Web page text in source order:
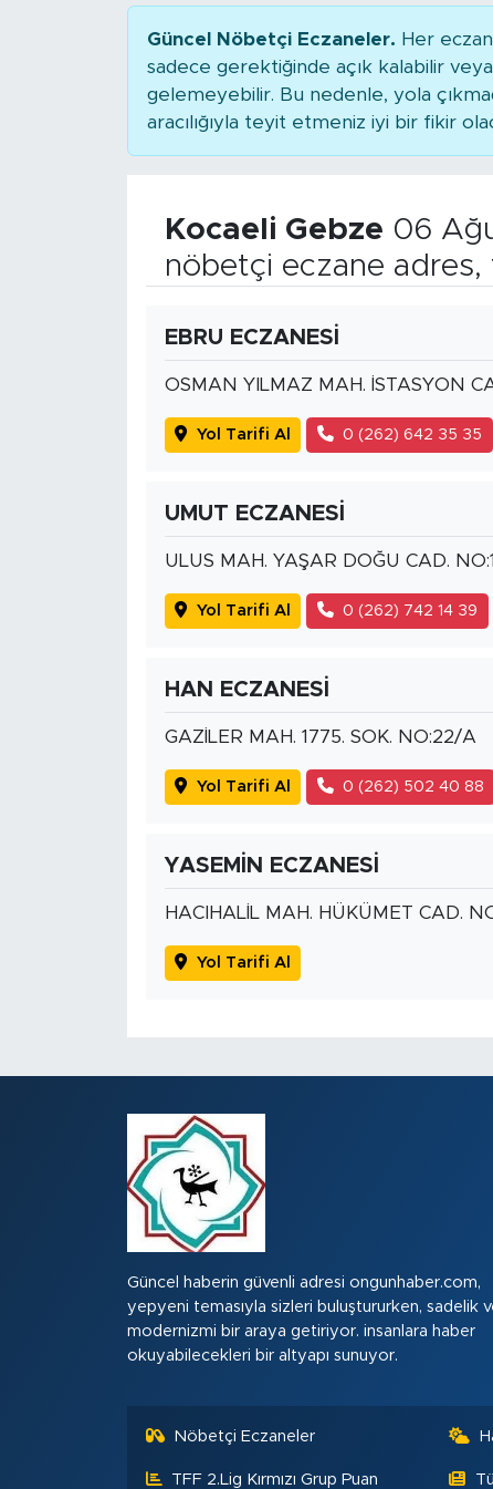
Güncel Nöbetçi Eczaneler. Her
sadece gerektiğinde açık kalabilir
gelemeyebilir. Bu nedenle, yola
aracılığıyla teyit etmeniz iyi bir fikir
Kocaeli Gebze 06
nöbetçi eczane adres,
EBRU ECZANESİ
OSMAN YILMAZ MAH. İSTASYON
Yol Tarifi Al 0 (262) 642 35 35
UMUT ECZANESİ
ULUS MAH. YAŞAR DOĞU CAD.
Yol Tarifi Al 0 (262) 742 14 39
HAN ECZANESİ
GAZİLER MAH. 1775. SOK. NO:22/A
Yol Tarifi Al 0 (262) 502 40 88
YASEMİN ECZANESİ
HACIHALİL MAH. HÜKÜMET CAD.
Yol Tarifi Al
Güncel haberin güvenli adresi ongunhaber.com,
yepyeni temasıyla sizleri buluştururken, sadelik
modernizmi bir araya getiriyor. insanlara haber
okuyabilecekleri bir altyapı sunuyor.
Nöbetçi Eczaneler
TFF 2.Lig Kırmızı Grup Puan